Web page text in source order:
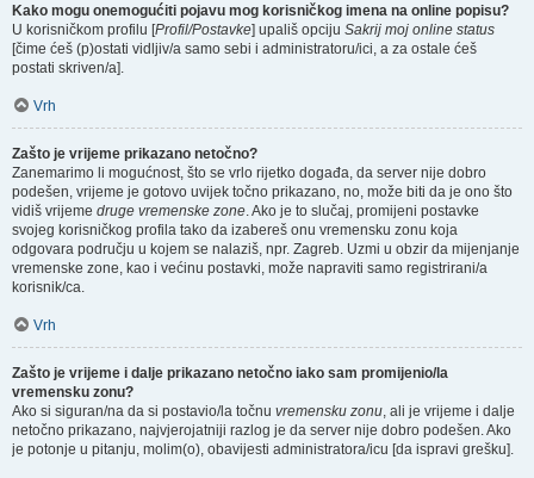
Kako mogu onemogućiti pojavu mog korisničkog imena na online popisu?
U korisničkom profilu [Profil/Postavke] upališ opciju Sakrij moj online status
[čime ćeš (p)ostati vidljiv/a samo sebi i administratoru/ici, a za ostale ćeš
postati skriven/a].
Vrh
Zašto je vrijeme prikazano netočno?
Zanemarimo li mogućnost, što se vrlo rijetko događa, da server nije dobro
podešen, vrijeme je gotovo uvijek točno prikazano, no, može biti da je ono što
vidiš vrijeme druge vremenske zone. Ako je to slučaj, promijeni postavke
svojeg korisničkog profila tako da izabereš onu vremensku zonu koja
odgovara području u kojem se nalaziš, npr. Zagreb. Uzmi u obzir da mijenjanje
vremenske zone, kao i većinu postavki, može napraviti samo registrirani/a
korisnik/ca.
Vrh
Zašto je vrijeme i dalje prikazano netočno iako sam promijenio/la
vremensku zonu?
Ako si siguran/na da si postavio/la točnu vremensku zonu, ali je vrijeme i dalje
netočno prikazano, najvjerojatniji razlog je da server nije dobro podešen. Ako
je potonje u pitanju, molim(o), obavijesti administratora/icu [da ispravi grešku].